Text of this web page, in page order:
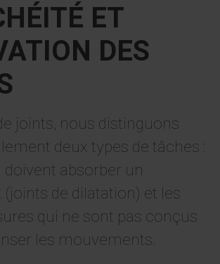
ET
DES
joints, nous distinguons
deux types de tâches :
doivent absorber un
de dilatation) et les
qui ne sont pas conçus
les mouvements.